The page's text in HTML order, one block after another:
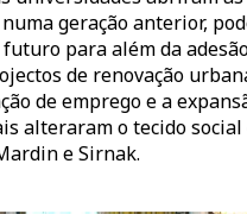
geração anterior,
para além da
de renovação
de emprego e a
alteraram o tecido social
e Sirnak.